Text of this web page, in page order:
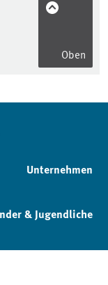
Oben
Unternehmen
& Jugendliche